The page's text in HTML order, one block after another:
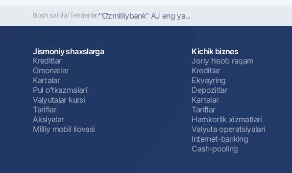
Bosh sahifa/Tenderlar/“O‘zmilliybank” AJ eng ya...
Jismoniy shaxslarga
Kreditlar
Omonatlar
Kartalar
Pul oʻtkazmalari
Valyutalar kursi
Tariflar
Aksiyalar
Milliy mobil ilovasi
Kichik biznes
Joriy hisob raqam
Kreditlar
Ekvayring
Depozitlar
Kartalar
Tariflar
Hamkorlik xizmatlari
Valyuta operatsiyalari
Internet-banking
Cash-pooling